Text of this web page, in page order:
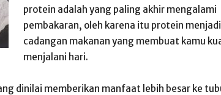
protein adalah yang paling akhir mengalami
pembakaran, oleh karena itu protein menjadi
cadangan makanan yang membuat kamu
menjalani hari.
dinilai memberikan manfaat lebih besar ke